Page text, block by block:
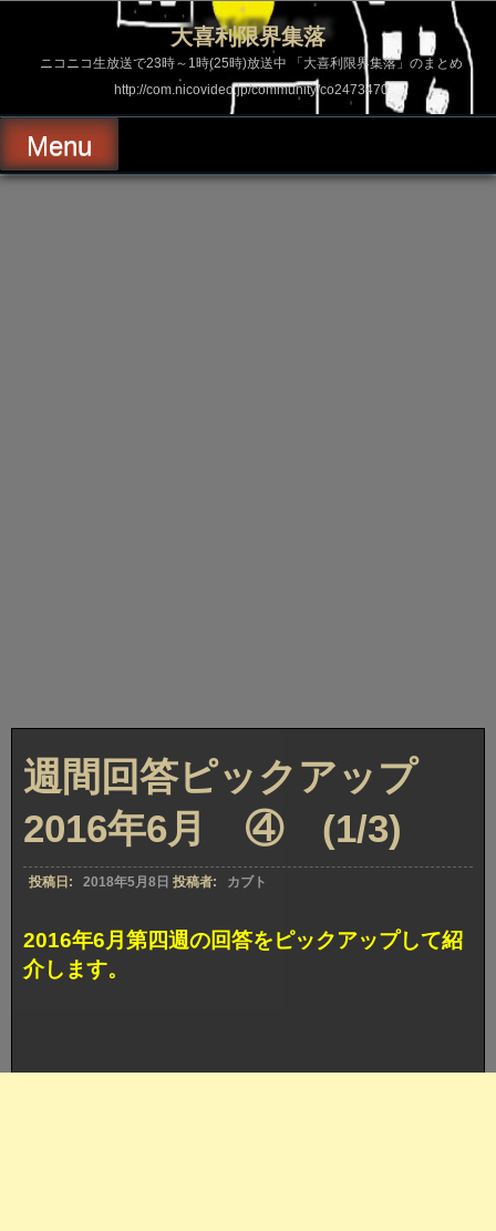
ス
ッ
プ
大喜利限界集落
ニコニコ生放送で23時～1時(25時)放送中 「大喜利限界集落」のまとめ
http://com.nicovideo.jp/community/co2473470
Menu
週間回答ピックアップ
2016年6月 ④ (1/3)
投稿日: 2018年5月8日 投稿者: カブト
2016年6月第四週の回答をピックアップして紹
介します。